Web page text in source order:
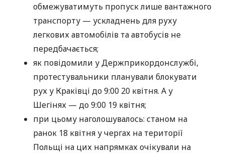
обмежуватимуть пропуск лише вантажного
транспорту — ускладнень для руху
легкових автомобілів та автобусів не
передбачається;
як повідомили у Держприкордонслужбі,
протестувальники планували блокувати
рух у Краківці до 9:00 20 квітня. А у
Шегінях — до 9:00 19 квітня;
при цьому наголошувалось: станом на
ранок 18 квітня у чергах на території
Польщі на цих напрямках очікували на